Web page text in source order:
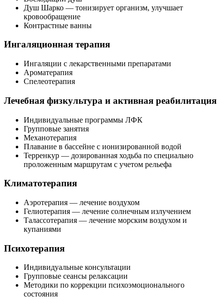
Душ Шарко — тонизирует организм, улучшает
кровообращение
Контрастные ванны
Ингаляционная терапия
Ингаляции с лекарственными препаратами
Ароматерапия
Спелеотерапия
Лечебная физкультура и активная реабилитация
Индивидуальные программы ЛФК
Групповые занятия
Механотерапия
Плавание в бассейне с ионизированной водой
Терренкур — дозированная ходьба по специально
проложенным маршрутам с учетом рельефа
Климатотерапия
Аэротерапия — лечение воздухом
Гелиотерапия — лечение солнечным излучением
Талассотерапия — лечение морским воздухом и
купаниями
Психотерапия
Индивидуальные консультации
Групповые сеансы релаксации
Методики по коррекции психоэмоционального
состояния